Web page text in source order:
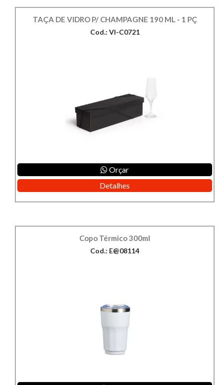
TAÇA DE VIDRO P/ CHAMPAGNE 190 ML - 1 PÇ
Cod.: VI-C0721
Orçar
Detalhes
Copo Térmico 300ml
Cod.: E@08114